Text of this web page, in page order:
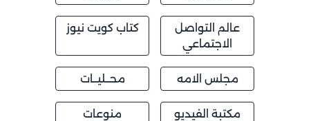
عالم التواصل
الاجتماعي
كتاب كويت نيوز
مجلس الامه محــليــات
مكتبة الفيديو منوعات